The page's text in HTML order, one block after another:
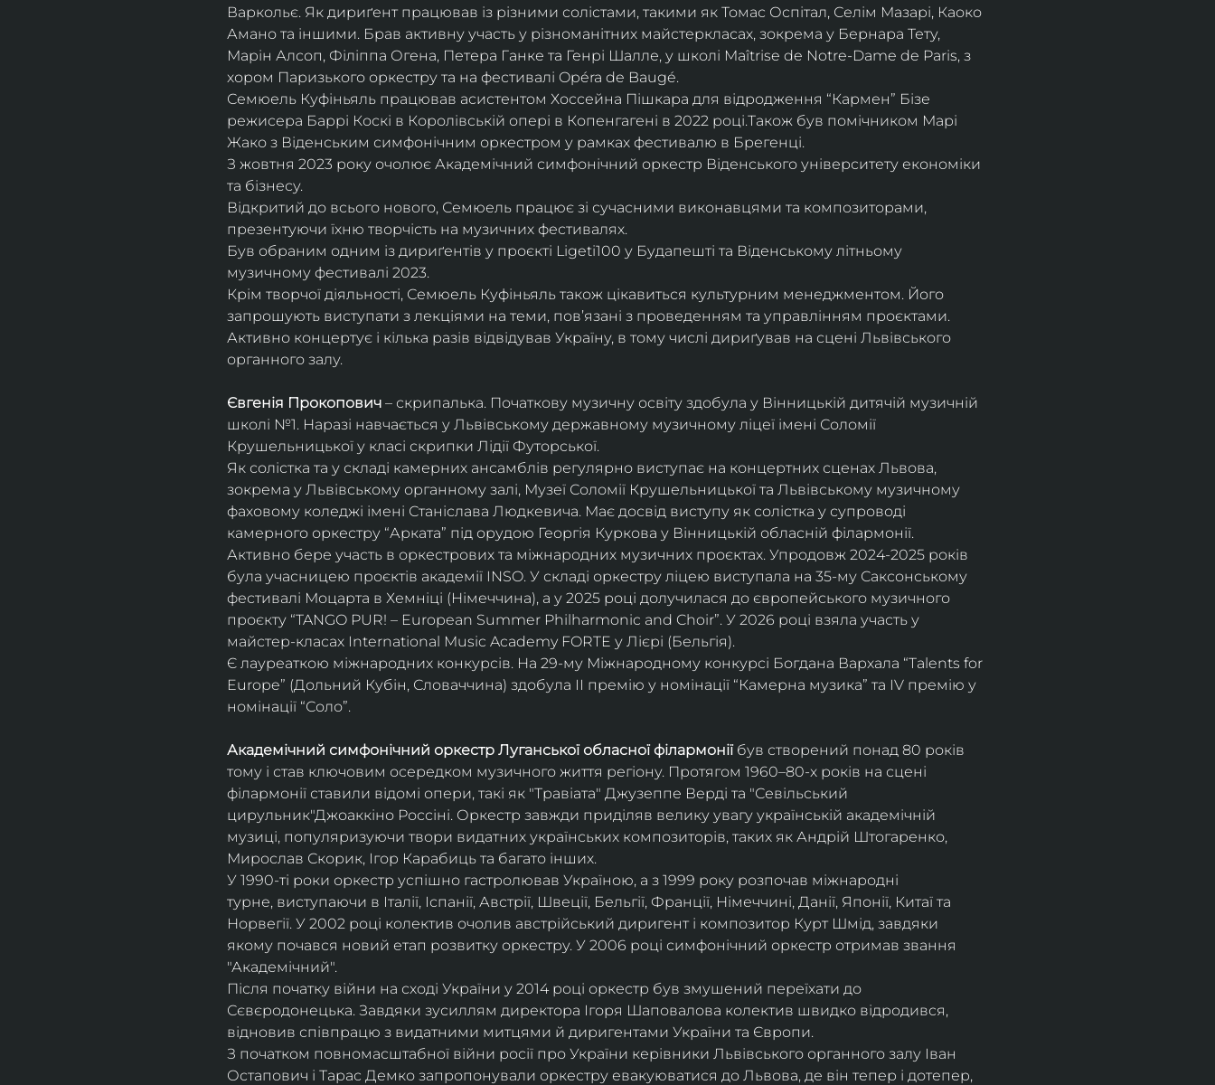
Варкольє. Як дириґент працював із різними солістами, такими як Томас Оспітал, Селім Мазарі, Каоко
Амано та іншими. Брав активну участь у різноманітних майстеркласах, зокрема у Бернара Тету,
Марін Алсоп, Філіппа Огена, Петера Ганке та Генрі Шалле, у школі Maîtrise de Notre-Dame de Paris, з
хором Паризького оркестру та на фестивалі Opéra de Baugé.
Семюель Куфіньяль працював асистентом Хоссейна Пішкара для відродження “Кармен” Бізе
режисера Баррі Коскі в Королівській опері в Копенгагені в 2022 році.Також був помічником Марі
Жако з Віденським симфонічним оркестром у рамках фестивалю в Брегенці.
З жовтня 2023 року очолює Академічний симфонічний оркестр Віденського університету економіки
та бізнесу.
Відкритий до всього нового, Семюель працює зі сучасними виконавцями та композиторами,
презентуючи їхню творчість на музичних фестивалях.
Був обраним одним із дириґентів у проєкті Ligeti100 у Будапешті та Віденському літньому
музичному фестивалі 2023.
Крім творчої діяльності, Семюель Куфіньяль також цікавиться культурним менеджментом. Його
запрошують виступати з лекціями на теми, пов’язані з проведенням та управлінням проєктами.
Активно концертує і кілька разів відвідував Україну, в тому числі дириґував на сцені Львівського
органного залу.
Євгенія Прокопович – скрипалька. Початкову музичну освіту здобула у Вінницькій дитячій музичній
школі №1. Наразі навчається у Львівському державному музичному ліцеї імені Соломії
Крушельницької у класі скрипки Лідії Футорської.
Як солістка та у складі камерних ансамблів регулярно виступає на концертних сценах Львова,
зокрема у Львівському органному залі, Музеї Соломії Крушельницької та Львівському музичному
фаховому коледжі імені Станіслава Людкевича. Має досвід виступу як солістка у супроводі
камерного оркестру “Арката” під орудою Георгія Куркова у Вінницькій обласній філармонії.
Активно бере участь в оркестрових та міжнародних музичних проєктах. Упродовж 2024-2025 років
була учасницею проєктів академії INSO. У складі оркестру ліцею виступала на 35-му Саксонському
фестивалі Моцарта в Хемніці (Німеччина), а у 2025 році долучилася до європейського музичного
проєкту “TANGO PUR! – European Summer Philharmonic and Choir”. У 2026 році взяла участь у
майстер-класах International Music Academy FORTE у Лієрі (Бельгія).
Є лауреаткою міжнародних конкурсів. На 29-му Міжнародному конкурсі Богдана Вархала “Talents for
Europe” (Дольний Кубін, Словаччина) здобула ІІ премію у номінації “Камерна музика” та IV премію у
номінації “Соло”.
Академічний симфонічний оркестр Луганської обласної філармонії був створений понад 80 років
тому і став ключовим осередком музичного життя регіону. Протягом 1960–80-х років на сцені
філармонії ставили відомі опери, такі як "Травіата" Джузеппе Верді та "Севільський
цирульник"Джоаккіно Россіні. Оркестр завжди приділяв велику увагу українській академічній
музиці, популяризуючи твори видатних українських композиторів, таких як Андрій Штогаренко,
Мирослав Скорик, Ігор Карабиць та багато інших.
У 1990-ті роки оркестр успішно гастролював Україною, а з 1999 року розпочав міжнародні
турне, виступаючи в Італії, Іспанії, Австрії, Швеції, Бельгії, Франції, Німеччині, Данії, Японії, Китаї та
Норвегії. У 2002 році колектив очолив австрійський диригент і композитор Курт Шмід, завдяки
якому почався новий етап розвитку оркестру. У 2006 році симфонічний оркестр отримав звання
"Академічний".
Після початку війни на сході України у 2014 році оркестр був змушений переїхати до
Сєвєродонецька. Завдяки зусиллям директора Ігоря Шаповалова колектив швидко відродився,
відновив співпрацю з видатними митцями й диригентами України та Європи.
З початком повномасштабної війни росії про України керівники Львівського органного залу Іван
Остапович і Тарас Демко запропонували оркестру евакуюватися до Львова, де він тепер і дотепер,